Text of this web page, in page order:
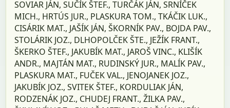
SOVIAR JÁN, SUČÍK ŠTEF., TURČÁK JÁN, SRNÍČEK
MICH., HRTÚS JUR., PLASKURA TOM., TKÁČIK LUK.,
CISÁRIK MAT., JAŠÍK JÁN, ŠKORNÍK PAV., BOJDA PAV.,
STOLÁRIK JOZ., DLHOPOLČEK ŠTE., JEŽÍK FRANT.,
ŠKERKO ŠTEF., JAKUBÍK MAT., JAROŠ VINC., KLIŠÍK
ANDR., MAJTÁN MAT., RUDINSKÝ JUR., MALÍK PAV.,
PLASKURA MAT., FUČEK VAL., JENOJANEK JOZ.,
JAKUBÍK JOZ., SVITEK ŠTEF., KORDULIAK JÁN,
RODZENÁK JOZ., CHUDEJ FRANT., ŽILKA PAV.,